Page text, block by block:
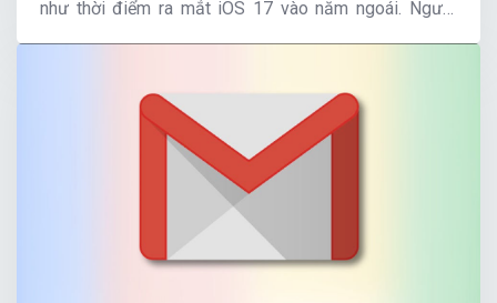
như thời điểm ra mắt iOS 17 vào năm ngoái. Người
nghị Các Nhà Phát Triển Toàn Cầu 2024 (WWDC
2024), mang đến một loạt cải tiến đáng kể làm phong
phú trải nghiệm người dùng trên iPhone. Phiên bản
này không chỉ cập nhật giao diện và khả năng tùy
chỉnh mà còn nâng cao bảo mật và tích hợp công nghệ
tiên tiến. Cùng ITBUS khám phá những điểm nổi bật
trong iOS 18 và cách chúng cải thiện trải nghiệm của